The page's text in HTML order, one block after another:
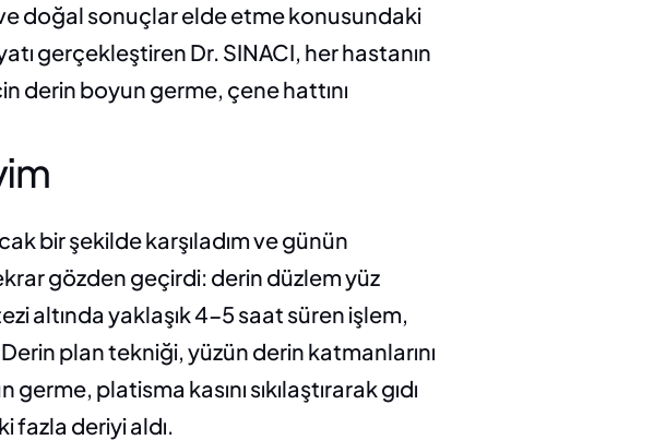
doğal sonuçlar elde etme konusundaki
gerçekleştiren Dr. SINACI, her hastanın
derin boyun germe, çene hattını
bir şekilde karşıladım ve günün
gözden geçirdi: derin düzlem yüz
altında yaklaşık 4-5 saat süren işlem,
plan tekniği, yüzün derin katmanlarını
platisma kasını sıkılaştırarak gıdı
fazla deriyi aldı.